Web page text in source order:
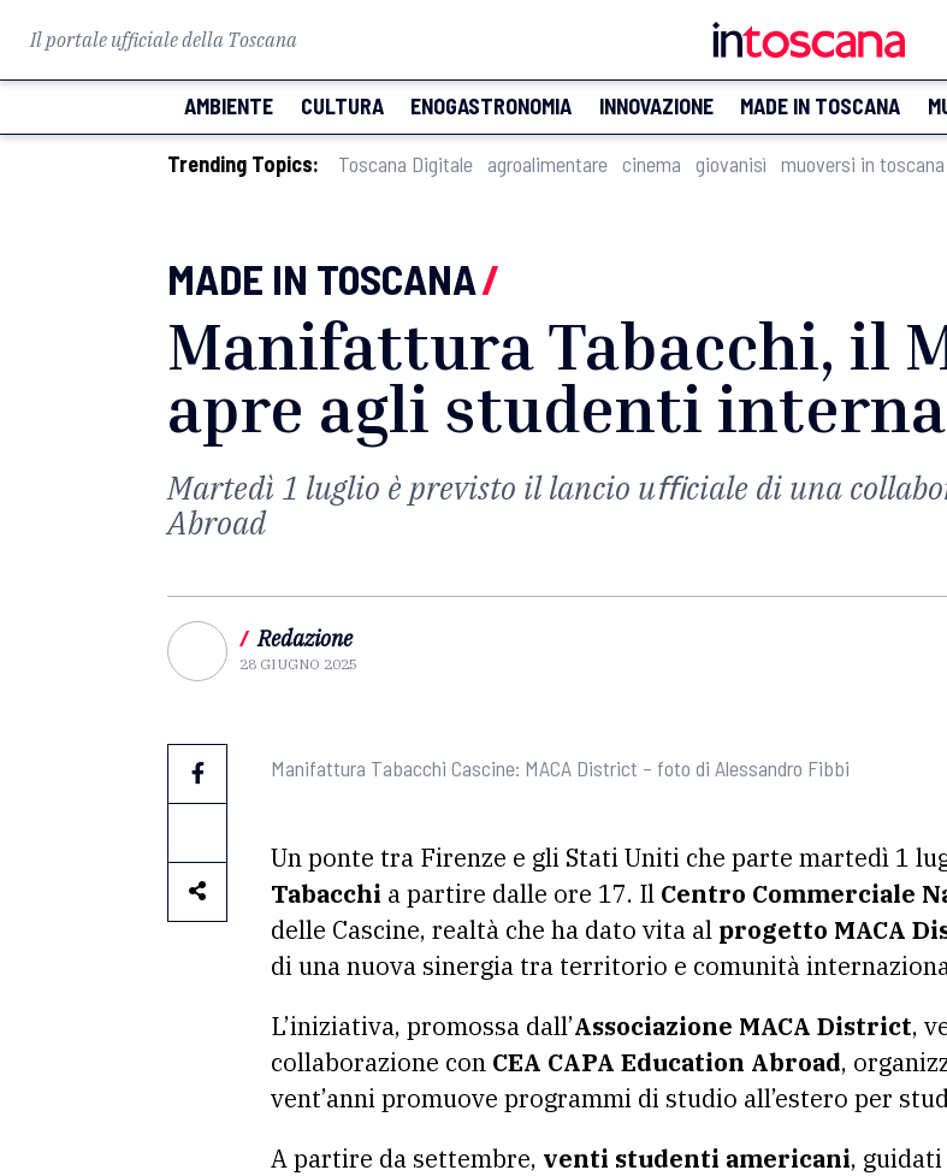
Il portale ufficiale della Toscana
AMBIENTE CULTURA ENOGASTRONOMIA INNOVAZIONE MADE IN TOSCANA
Trending Topics: Toscana Digitale agroalimentare cinema giovanisì muoversi in toscana
MADE IN TOSCANA/
Manifattura Tabacchi, il
apre agli studenti
Martedì 1 luglio è previsto il lancio uﬃciale di una
Abroad
/ Redazione
28 GIUGNO 2025
Manifattura Tabacchi Cascine: MACA District – foto di Alessandro Fibbi
Un ponte tra Firenze e gli Stati Uniti che parte martedì 1
Tabacchi a partire dalle ore 17. Il Centro Commerciale
delle Cascine, realtà che ha dato vita al progetto MACA
di una nuova sinergia tra territorio e comunità
L’iniziativa, promossa dall’Associazione MACA District,
collaborazione con CEA CAPA Education Abroad,
vent’anni promuove programmi di studio all’estero per
A partire da settembre, venti studenti americani,